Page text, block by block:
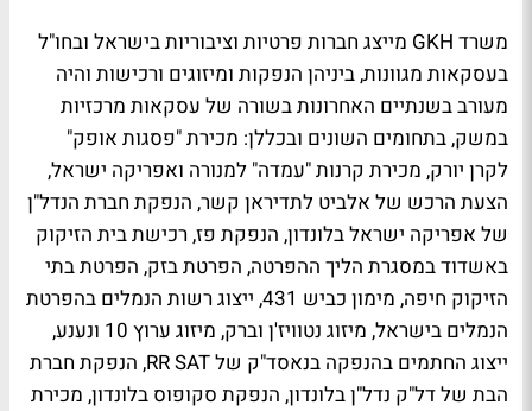
משרד GKH מייצג חברות פרטיות וציבוריות בישראל ובחו"ל
בעסקאות מגוונות, ביניהן הנפקות ומיזוגים ורכישות והיה
מעורב בשנתיים האחרונות בשורה של עסקאות מרכזיות
במשק, בתחומים השונים ובכללן: מכירת "פסגות אופק"
לקרן יורק, מכירת קרנות "עמדה" למנורה ואפריקה ישראל,
הצעת הרכש של אלביט לתדיראן קשר, הנפקת חברת הנדל"ן
של אפריקה ישראל בלונדון, הנפקת פז, רכישת בית הזיקוק
באשדוד במסגרת הליך ההפרטה, הפרטת בזק, הפרטת בתי
הזיקוק חיפה, מימון כביש 431, ייצוג רשות הנמלים בהפרטת
הנמלים בישראל, מיזוג נטוויז'ן וברק, מיזוג ערוץ 10 ונענע,
ייצוג החתמים בהנפקה בנאסד"ק של RR SAT, הנפקת חברת
הבת של דל"ק נדל"ן בלונדון, הנפקת סקופוס בלונדון, מכירת